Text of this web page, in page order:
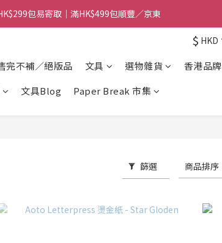
包易寄取｜滿HK$499包順豐／京東
包易寄取｜滿HK$499包順豐／京東
包易寄取｜滿HK$499包順豐／京東
$ HKD
完不補／絕版品 文具 選物雜貨
香港品牌
文具Blog Paper Break 市集
篩選 商品排序